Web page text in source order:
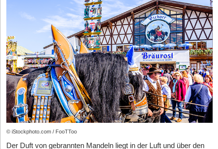
© iStockphoto.com / FooTToo
Der Duft von gebrannten Mandeln liegt in der Luft und über den